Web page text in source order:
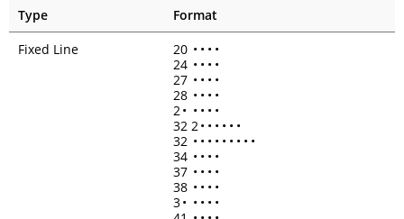
Type
Format
Fixed Line
20 • • • •
24 • • • •
27 • • • •
28 • • • •
2• • • • •
32 2• • • • • •
32 • • • • • • • • •
34 • • • •
37 • • • •
38 • • • •
3• • • • •